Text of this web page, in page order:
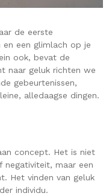
de eerste
een glimlach op je
ook, bevat de
naar geluk richten we
gebeurtenissen,
alledaagse dingen.
concept. Het is niet
negativiteit, maar een
Het vinden van geluk
individu.